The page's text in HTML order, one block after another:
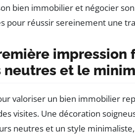
bien immobilier et négocier
pour réussir sereinement une
impression
neutres et le
valoriser un bien immobilier
visites. Une décoration
neutres et un style